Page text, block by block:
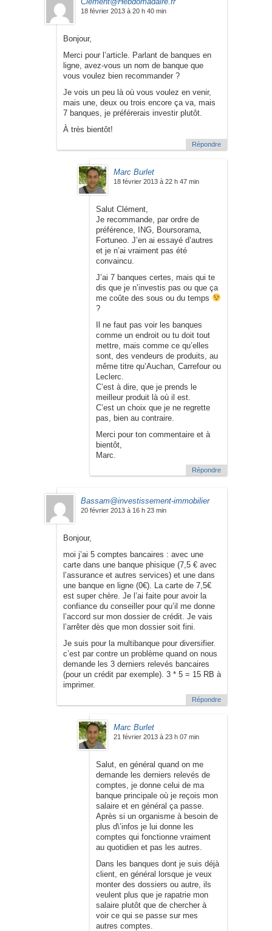
18 février 2013 à 20 h 40 min
Bonjour,
Merci pour l’article. Parlant de banques en
ligne, avez-vous un nom de banque que
vous voulez bien recommander ?
Je vois un peu là où vous voulez en venir,
mais une, deux ou trois encore ça va, mais
7 banques, je préférerais investir plutôt.
À très bientôt!
Répondre
Marc Burlet
18 février 2013 à 22 h 47 min
Salut Clément,
Je recommande, par ordre de
préférence, ING, Boursorama,
Fortuneo. J’en ai essayé d’autres
et je n’ai vraiment pas été
convaincu.
J’ai 7 banques certes, mais qui te
dis que je n’investis pas ou que ça
me coûte des sous ou du temps
?
Il ne faut pas voir les banques
comme un endroit ou tu doit tout
mettre, mais comme ce qu’elles
sont, des vendeurs de produits, au
même titre qu’Auchan, Carrefour ou
Leclerc.
C’est à dire, que je prends le
meilleur produit là où il est.
C’est un choix que je ne regrette
pas, bien au contraire.
Merci pour ton commentaire et à
bientôt,
Marc.
Répondre
Bassam@investissement-immobilier
20 février 2013 à 16 h 23 min
Bonjour,
moi j’ai 5 comptes bancaires : avec une
carte dans une banque phisique (7,5 € avec
l’assurance et autres services) et une dans
une banque en ligne (0€). La carte de 7,5€
est super chère. Je l’ai faite pour avoir la
confiance du conseiller pour qu’il me donne
l’accord sur mon dossier de crédit. Je vais
l’arrêter dès que mon dossier soit fini.
Je suis pour la multibanque pour diversifier.
c’est par contre un problème quand on nous
demande les 3 derniers relevés bancaires
(pour un crédit par exemple). 3 * 5 = 15 RB à
imprimer.
Répondre
Marc Burlet
21 février 2013 à 23 h 07 min
Salut, en général quand on me
demande les derniers relevés de
comptes, je donne celui de ma
banque principale où je reçois mon
salaire et en général ça passe.
Après si un organisme à besoin de
plus d\’infos je lui donne les
comptes qui fonctionne vraiment
au quotidien et pas les autres.
Dans les banques dont je suis déjà
client, en général lorsque je veux
monter des dossiers ou autre, ils
veulent plus que je rapatrie mon
salaire plutôt que de chercher à
voir ce qui se passe sur mes
autres comptes.